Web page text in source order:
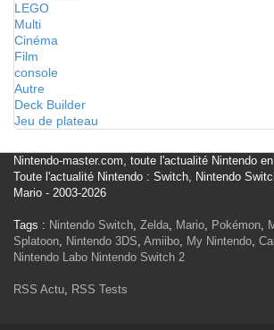
LEGO
Multi
Cinéma
Film
console
Autre
Deck Builder
Jeu de plateau
Nintendo-master.com, toute l'actualité Nintendo
Toute l'actualité Nintendo : Switch, Nintendo
Mario - 2003-2026
Tags : Nintendo Switch, Zelda, Mario, Pokémon,
Splatoon, Nintendo 3DS, Amiibo, My Nintendo,
Nintendo Labo Nintendo Switch 2
RSS Actu, RSS Tests